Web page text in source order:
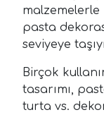
malzemelerle
pasta
seviyeye
Birçok
tasarımı,
turta vs.